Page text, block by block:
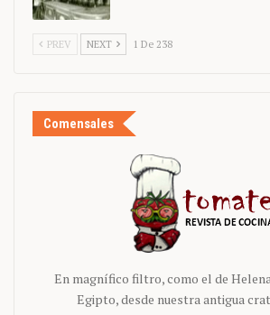
PREV NEXT 1 De 238
Comensales
En magnífico filtro, como el de
Egipto, desde nuestra antigua